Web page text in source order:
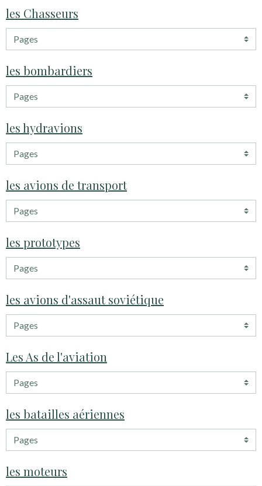
les Chasseurs
les bombardiers
les hydravions
les avions de transport
les prototypes
les avions d'assaut soviétique
Les As de l'aviation
les batailles aériennes
les moteurs